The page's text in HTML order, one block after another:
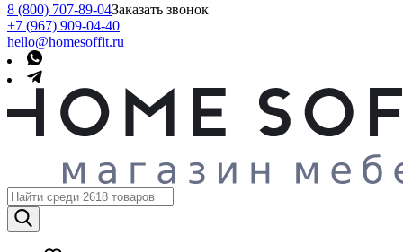
8 (800) 707-89-04Заказать звонок
+7 (967) 909-04-40
hello@homesoffit.ru